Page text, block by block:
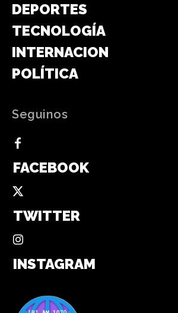
DEPORTES
TECNOLOGÍA
INTERNACIONAL
POLÍTICA
Seguinos
FACEBOOK
TWITTER
INSTAGRAM